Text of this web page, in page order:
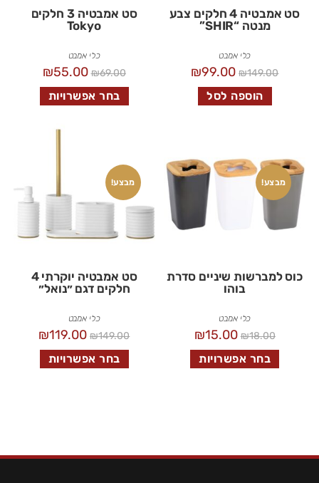
סט אמבטיה 4 חלקים צבע
מנטה “SHIR”
כלי אמבט
₪149.00
₪99.00
הוספה לסל
סט אמבטיה 3 חלקים
Tokyo
כלי אמבט
₪69.00
₪55.00
בחר אפשרויות
מבצע!
כוס למברשות שיניים סדרת
בוהו
כלי אמבט
₪18.00
₪15.00
בחר אפשרויות
מבצע!
סט אמבטיה יוקרתי 4
חלקים דגם ״נואל״
כלי אמבט
₪149.00
₪119.00
בחר אפשרויות